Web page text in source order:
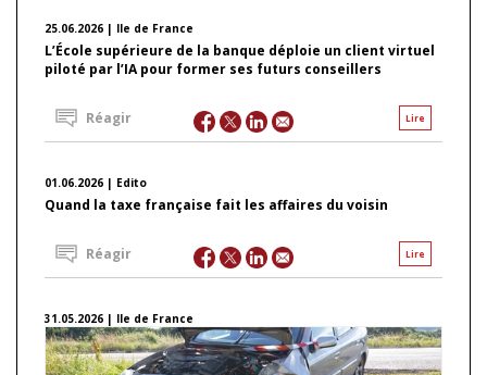
25.06.2026 | Ile de France
L’École supérieure de la banque déploie un client virtuel
piloté par l’IA pour former ses futurs conseillers
Lire
Réagir
01.06.2026 | Edito
Quand la taxe française fait les affaires du voisin
Lire
Réagir
31.05.2026 | Ile de France